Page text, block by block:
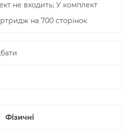
не входить; У комплект
на 700 сторінок
Фізичні